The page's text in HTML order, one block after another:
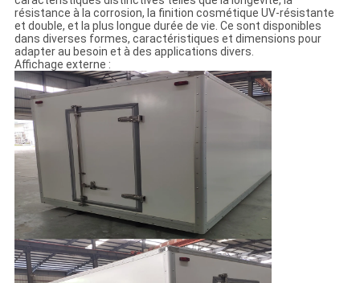
résistance à la corrosion, la finition cosmétique UV-résistante
et double, et la plus longue durée de vie. Ce sont disponibles
dans diverses formes, caractéristiques et dimensions pour
adapter au besoin et à des applications divers.
Affichage externe :